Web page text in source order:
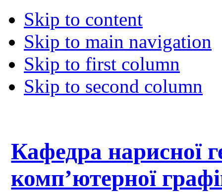
Skip to content
Skip to main navigation
Skip to first column
Skip to second column
Кафедра нарисної
комп’ютерної